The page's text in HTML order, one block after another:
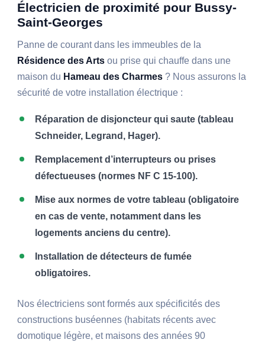
Électricien de proximité pour Bussy-
Saint-Georges
Panne de courant dans les immeubles de la
Résidence des Arts ou prise qui chauffe dans une
maison du Hameau des Charmes ? Nous assurons la
sécurité de votre installation électrique :
Réparation de disjoncteur qui saute (tableau
Schneider, Legrand, Hager).
Remplacement d’interrupteurs ou prises
défectueuses (normes NF C 15-100).
Mise aux normes de votre tableau (obligatoire
en cas de vente, notamment dans les
logements anciens du centre).
Installation de détecteurs de fumée
obligatoires.
Nos électriciens sont formés aux spécificités des
constructions buséennes (habitats récents avec
domotique légère, et maisons des années 90